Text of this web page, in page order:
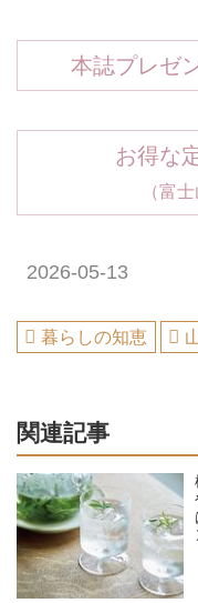
本誌プレゼ
お得な
（富士
2026-05-13
暮らしの知恵
関連記事